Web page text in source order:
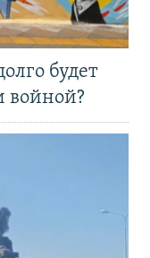
будет
войной?